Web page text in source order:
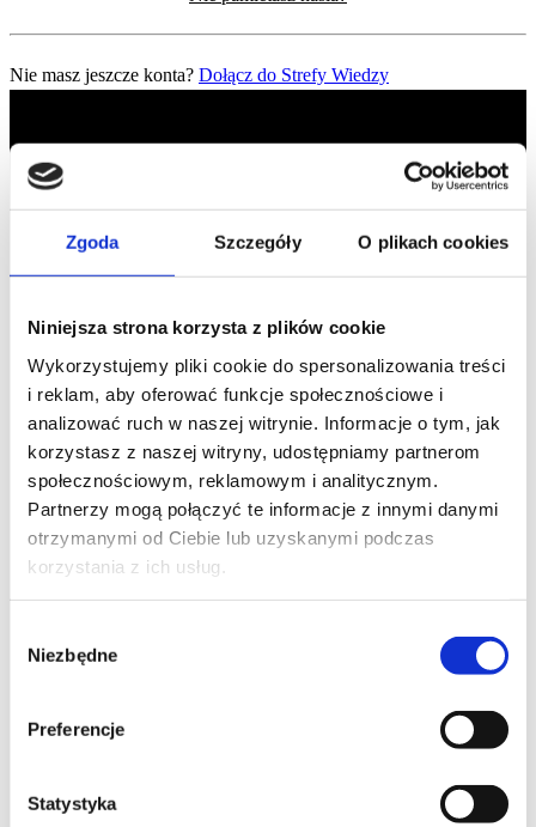
Zgoda Szczegóły O plikach cookies
Niniejsza strona korzysta z plików cookie
Wykorzystujemy pliki cookie do spersonalizowania treści
i reklam, aby oferować funkcje społecznościowe i
analizować ruch w naszej witrynie. Informacje o tym, jak
korzystasz z naszej witryny, udostępniamy partnerom
społecznościowym, reklamowym i analitycznym.
Partnerzy mogą połączyć te informacje z innymi danymi
otrzymanymi od Ciebie lub uzyskanymi podczas
korzystania z ich usług.
zgody
Niezbędne
Preferencje
Statystyka
Nie masz jeszcze konta? Dołącz do Strefy Wiedzy
Profil facebook Czerwona
Profil instagram Czerwona
Szpilka
Profil tiktok Czerwona Szpilka
Profil youtube Czerwona
Szpilka
Kontakt
kontakt@czerwonaszpilka.pl